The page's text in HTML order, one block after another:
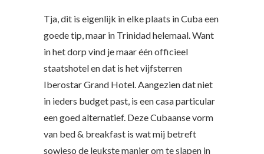
Tja, dit is eigenlijk in elke plaats in Cuba een
goede tip, maar in Trinidad helemaal. Want
in het dorp vind je maar één officieel
staatshotel en dat is het vijfsterren
Iberostar Grand Hotel. Aangezien dat niet
in ieders budget past, is een casa particular
een goed alternatief. Deze Cubaanse vorm
van bed & breakfast is wat mij betreft
sowieso de leukste manier om te slapen in